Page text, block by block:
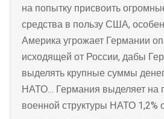
на попытку присвоить
средства в пользу США,
Америка угрожает Германии
исходящей от России, дабы
выделять крупные суммы
НАТО… Германия выделяет на
военной структуры НАТО 1,2%